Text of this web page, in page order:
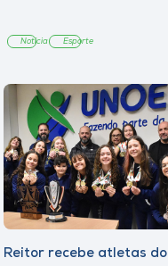
Notícia Esporte
Reitor recebe atletas do